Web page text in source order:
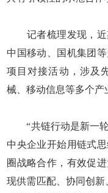
记者梳理发现，近
中国移动、国机集团
项目对接活动，涉及
械、移动信息等多个产
“共链行动是新一轮
中央企业开始用链式
圈战略合作，有效促
现供需匹配、协同创